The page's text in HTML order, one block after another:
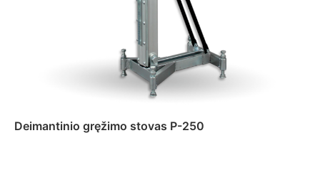
Deimantinio gręžimo stovas P-250